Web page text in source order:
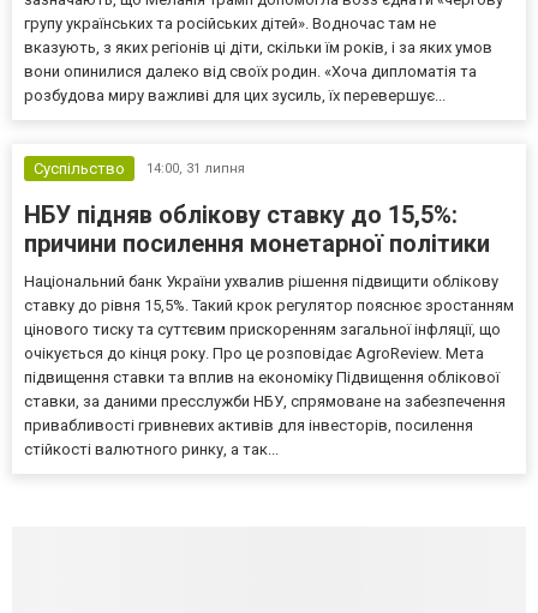
групу українських та російських дітей». Водночас там не
вказують, з яких регіонів ці діти, скільки їм років, і за яких умов
вони опинилися далеко від своїх родин. «Хоча дипломатія та
розбудова миру важливі для цих зусиль, їх перевершує...
Суспільство 14:00, 31 липня
НБУ підняв облікову ставку до 15,5%:
причини посилення монетарної політики
Національний банк України ухвалив рішення підвищити облікову
ставку до рівня 15,5%. Такий крок регулятор пояснює зростанням
цінового тиску та суттєвим прискоренням загальної інфляції, що
очікується до кінця року. Про це розповідає AgroReview. Мета
підвищення ставки та вплив на економіку Підвищення облікової
ставки, за даними пресслужби НБУ, спрямоване на забезпечення
привабливості гривневих активів для інвесторів, посилення
стійкості валютного ринку, а так...